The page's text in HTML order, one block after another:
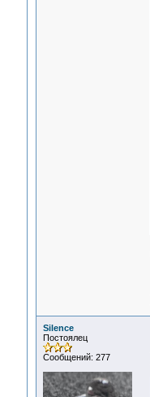
Silence
Постоялец
Сообщений: 277